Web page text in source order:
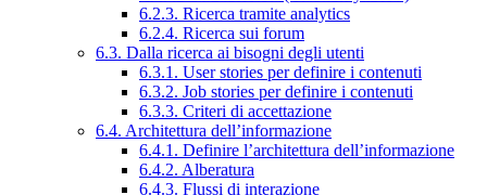
6.2.3. Ricerca tramite analytics
6.2.4. Ricerca sui forum
6.3. Dalla ricerca ai bisogni degli utenti
6.3.1. User stories per definire i contenuti
6.3.2. Job stories per definire i contenuti
6.3.3. Criteri di accettazione
6.4. Architettura dell’informazione
6.4.1. Definire l’architettura dell’informazione
6.4.2. Alberatura
6.4.3. Flussi di interazione